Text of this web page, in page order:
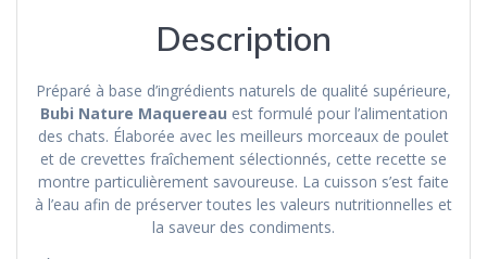
Description
Préparé à base d’ingrédients naturels de qualité supérieure,
Bubi Nature Maquereau est formulé pour l’alimentation
des chats. Élaborée avec les meilleurs morceaux de poulet
et de crevettes fraîchement sélectionnés, cette recette se
montre particulièrement savoureuse. La cuisson s’est faite
à l’eau afin de préserver toutes les valeurs nutritionnelles et
la saveur des condiments.